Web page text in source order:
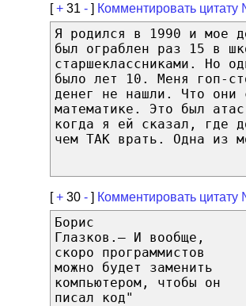
[+ 31 - ] Комментировать
Я родился в 1990 и мое
был ограблен раз 15 в
старшеклассниками. Но
было лет 10. Меня гоп-
денег не нашли. Что они
математике. Это был
когда я ей сказал, где
чем ТАК врать. Одна из
[+ 30 - ] Комментировать
Борис
Глазков.— И вообще,
скоро программистов
можно будет заменить
компьютером, чтобы он
писал код"